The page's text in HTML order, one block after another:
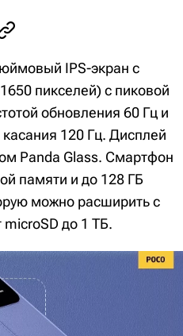
IPS-экран с
пикселей) с пиковой
обновления 60 Гц и
120 Гц. Дисплей
Panda Glass. Смартфон
памяти и до 128 ГБ
можно расширить с
до 1 ТБ.